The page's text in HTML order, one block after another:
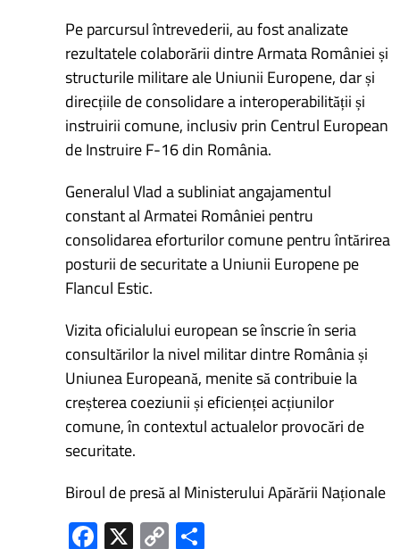
Pe parcursul întrevederii, au fost analizate
rezultatele colaborării dintre Armata României și
structurile militare ale Uniunii Europene, dar și
direcțiile de consolidare a interoperabilității și
instruirii comune, inclusiv prin Centrul European
de Instruire F-16 din România.
Generalul Vlad a subliniat angajamentul
constant al Armatei României pentru
consolidarea eforturilor comune pentru întărirea
posturii de securitate a Uniunii Europene pe
Flancul Estic.
Vizita oficialului european se înscrie în seria
consultărilor la nivel militar dintre România și
Uniunea Europeană, menite să contribuie la
creșterea coeziunii și eficienței acțiunilor
comune, în contextul actualelor provocări de
securitate.
Biroul de presă al Ministerului Apărării Naționale
Fa X C